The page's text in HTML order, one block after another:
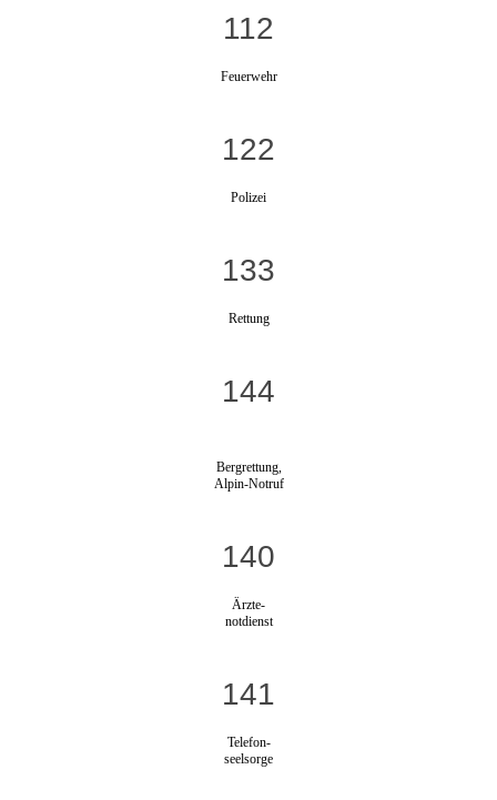
112
Feuerwehr
122
Polizei
133
Rettung
144
Bergrettung,
Alpin-Notruf
140
Ärzte-
notdienst
141
Telefon-
seelsorge